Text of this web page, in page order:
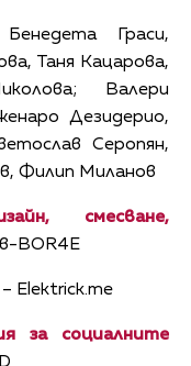
Граси,
Таня Кацарова,
Валери
Дезидерио,
Серопян,
Филип Миланов
смесване,
BOR4E
Elektrick.me
за социалните